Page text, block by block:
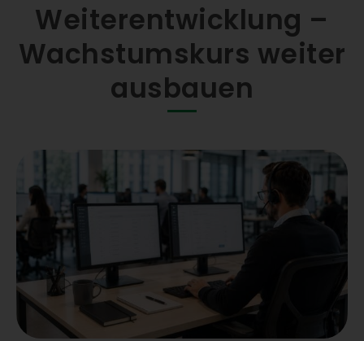
Weiterentwicklung –
Wachstumskurs weiter
ausbauen